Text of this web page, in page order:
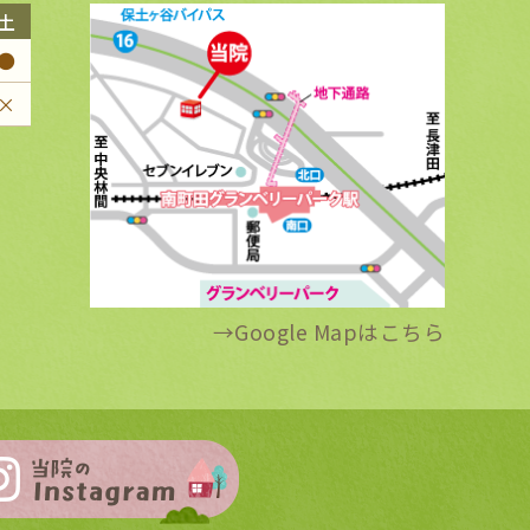
→Google Mapはこちら